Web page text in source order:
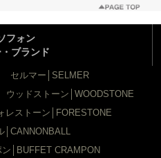
フォン
ブランド
セルマー│SELMER
ウッドストーン│WOODSTONE
レストーン│FORESTONE
│CANNONBALL
│BUFFET CRAMPON